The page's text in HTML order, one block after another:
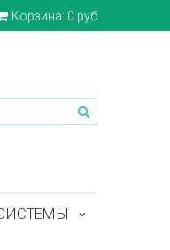
Корзина: 0 руб